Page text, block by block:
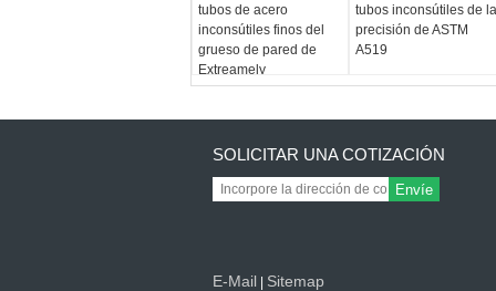
tubos de acero
inconsútiles finos del
grueso de pared de
Extreamely
tubos inconsútiles de la
precisión de ASTM
A519
SOLICITAR UNA COTIZACIÓN
Envíe
E-Mail Sitemap